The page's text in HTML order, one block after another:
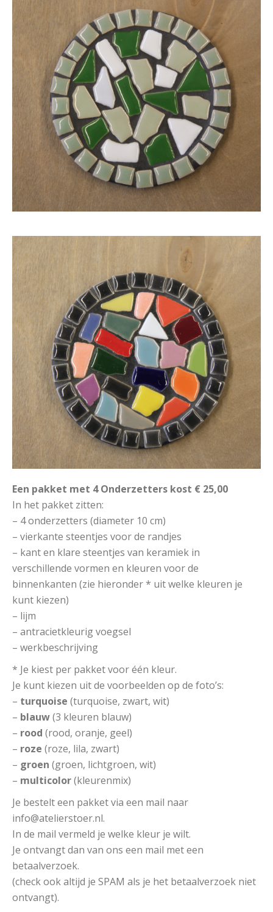
Een pakket met 4 Onderzetters kost € 25,00
In het pakket zitten:
– 4 onderzetters (diameter 10 cm)
– vierkante steentjes voor de randjes
– kant en klare steentjes van keramiek in
verschillende vormen en kleuren voor de
binnenkanten (zie hieronder * uit welke kleuren je
kunt kiezen)
– lijm
– antracietkleurig voegsel
– werkbeschrijving
* Je kiest per pakket voor één kleur.
Je kunt kiezen uit de voorbeelden op de foto’s:
– turquoise (turquoise, zwart, wit)
– blauw(3 kleuren blauw)
– rood (rood, oranje, geel)
– roze (roze, lila, zwart)
– groen (groen, lichtgroen, wit)
– multicolor(kleurenmix)
Je bestelt een pakket via een mail naar
info@atelierstoer.nl.
In de mail vermeld je welke kleur je wilt.
Je ontvangt dan van ons een mail met een
betaalverzoek.
(check ook altijd je SPAM als je het betaalverzoek niet
ontvangt).